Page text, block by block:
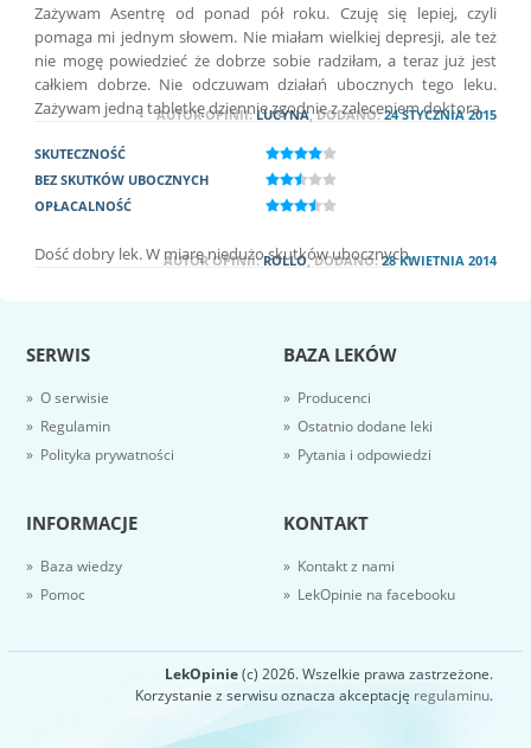
Zażywam Asentrę od ponad pół roku. Czuję się lepiej, czyli
pomaga mi jednym słowem. Nie miałam wielkiej depresji, ale też
nie mogę powiedzieć że dobrze sobie radziłam, a teraz już jest
całkiem dobrze. Nie odczuwam działań ubocznych tego leku.
Zażywam jedną tabletkę dziennie zgodnie z zaleceniem doktora.
AUTOR OPINII:LUCYNA , DODANO:24 STYCZNIA 2015
SKUTECZNOŚĆ
BEZ SKUTKÓW UBOCZNYCH
OPŁACALNOŚĆ
Dość dobry lek. W miarę niedużo skutków ubocznych.
AUTOR OPINII:ROLLO, DODANO: 28 KWIETNIA 2014
SERWIS
» O serwisie
» Regulamin
» Polityka prywatności
BAZA LEKÓW
» Producenci
» Ostatnio dodane leki
» Pytania i odpowiedzi
INFORMACJE
» Baza wiedzy
» Pomoc
KONTAKT
» Kontakt z nami
» LekOpinie na facebooku
LekOpinie(c) 2026. Wszelkie prawa zastrzeżone.
Korzystanie z serwisu oznacza akceptację regulaminu.